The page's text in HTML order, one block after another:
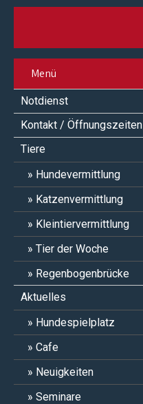
Menü
Notdienst
Kontakt / Öffnungszeiten
Tiere
Hundevermittlung
Katzenvermittlung
Kleintiervermittlung
Tier der Woche
Regenbogenbrücke
Aktuelles
Hundespielplatz
Cafe
Neuigkeiten
Seminare